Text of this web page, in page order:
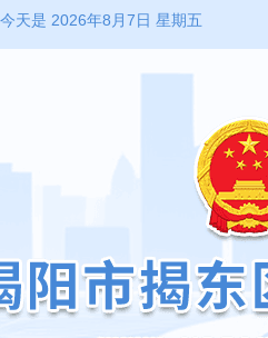
今天是 2026年8月7日 星期五